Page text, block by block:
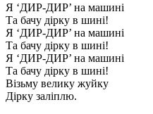
Я ‘ДИР-ДИР’ на машині
Та бачу дірку в шині!
Я ‘ДИР-ДИР’ на машині
Та бачу дірку в шині!
Я ‘ДИР-ДИР’ на машині
Та бачу дірку в шині!
Візьму велику жуйку
Дірку заліплю.